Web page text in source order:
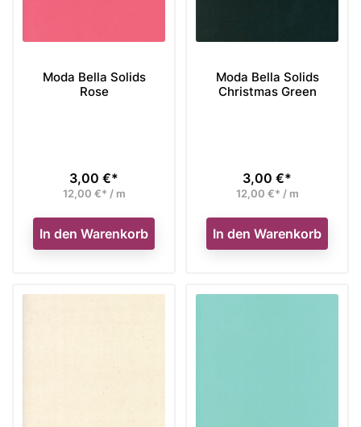
Moda Bella Solids
Rose
Preis
3,00 €*
12,00 €* / m
In den Warenkorb
Moda Bella Solids
Christmas Green
Preis
3,00 €*
12,00 €* / m
In den Warenkorb